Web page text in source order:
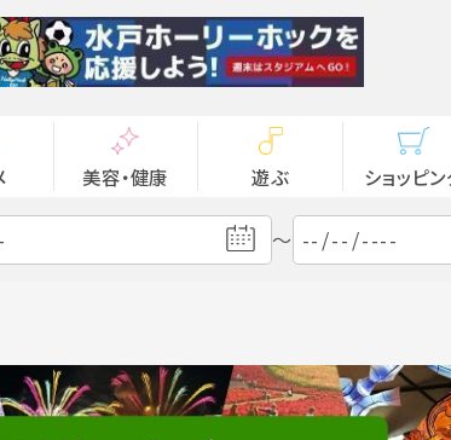
美容・健康 遊ぶ ショッピ
～